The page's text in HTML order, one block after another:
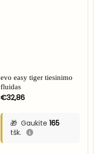
evo easy tiger tiesinimo
fluidas
€32,86
Gaukite 165
tšk.